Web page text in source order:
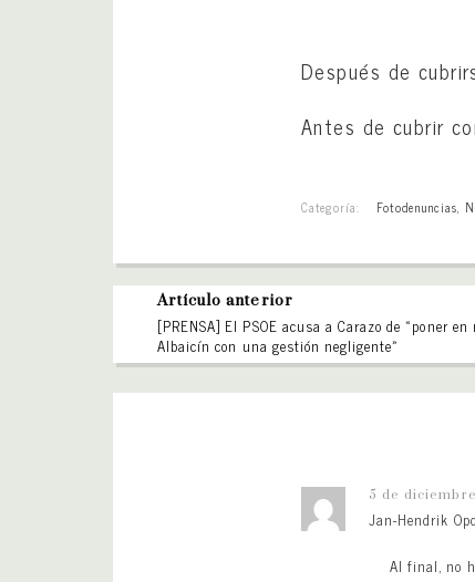
Después de
Antes de cubrir
Categoría: Fotodenuncias,
Artículo anterior
[PRENSA] El PSOE acusa a Carazo de «poner en
Albaicín con una gestión negligente»
5 de
Jan-Hendrik
Al final, no